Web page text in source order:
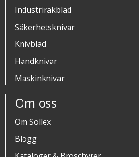
Industrirakblad
Säkerhetsknivar
Knivblad
Handknivar
Maskinknivar
Om oss
Om Sollex
Blogg